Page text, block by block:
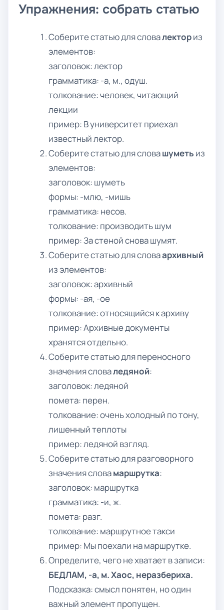
Упражнения: собрать статью
Соберите статью для словалекториз
элементов:
заголовок: лектор
грамматика: -а, м., одуш.
толкование: человек, читающий
лекции
пример: В университет приехал
известный лектор.
Соберите статью для словашуметь из
элементов:
заголовок: шуметь
формы: -млю, -мишь
грамматика: несов.
толкование: производить шум
пример: За стеной снова шумят.
Соберите статью для словаархивный
из элементов:
заголовок: архивный
формы: -ая, -ое
толкование: относящийся к архиву
пример: Архивные документы
хранятся отдельно.
Соберите статью для переносного
значения словаледяной:
заголовок: ледяной
помета: перен.
толкование: очень холодный по тону,
лишенный теплоты
пример: ледяной взгляд.
Соберите статью для разговорного
значения словамаршрутка:
заголовок: маршрутка
грамматика: -и, ж.
помета: разг.
толкование: маршрутное такси
пример: Мы поехали на маршрутке.
Определите, чего не хватает в записи:
БЕДЛАМ, -а, м. Хаос, неразбериха.
Подсказка: смысл понятен, но один
важный элемент пропущен.